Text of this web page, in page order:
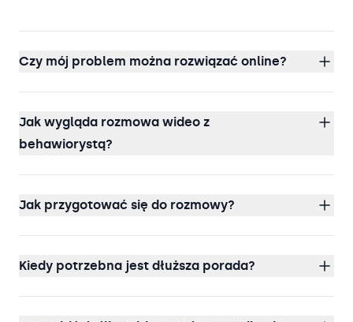
Czy mój problem można rozwiązać online?
Jak wygląda rozmowa wideo z
behawiorystą?
Jak przygotować się do rozmowy?
Kiedy potrzebna jest dłuższa porada?